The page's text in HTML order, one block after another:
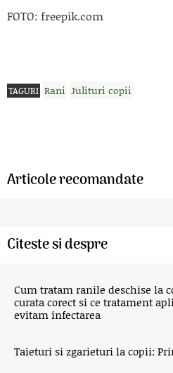
FOTO: freepik.com
TAGURI Rani Julituri copii
Articole recomandate
Citeste si despre
Cum tratam ranile deschise la
curata corect si ce tratament
evitam infectarea
Taieturi si zgarieturi la copii: